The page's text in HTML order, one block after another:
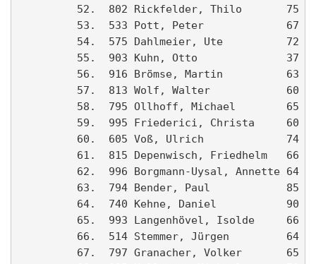
52.  802 Rickfelder, Thilo       75
53.  533 Pott, Peter             67
54.  575 Dahlmeier, Ute          72
55.  903 Kuhn, Otto              37
56.  916 Brömse, Martin          63
57.  813 Wolf, Walter            60
58.  795 Ollhoff, Michael        65
59.  995 Friederici, Christa     60
60.  605 Voß, Ulrich             74
61.  815 Depenwisch, Friedhelm   66
62.  996 Borgmann-Uysal, Annette 64
63.  794 Bender, Paul            85
64.  740 Kehne, Daniel           90
65.  993 Langenhövel, Isolde     66
66.  514 Stemmer, Jürgen         64
67.  797 Granacher, Volker       65